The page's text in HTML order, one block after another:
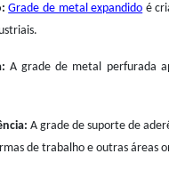
Grade de metal expandido é
A grade de metal perfurada
A grade de suporte de
de trabalho e outras áreas